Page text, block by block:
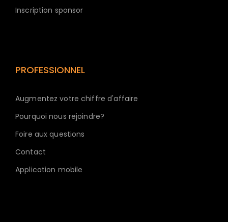
Inscription sponsor
PROFESSIONNEL
Augmentez votre chiffre d'affaire
Pourquoi nous rejoindre?
Foire aux questions
Contact
Application mobile